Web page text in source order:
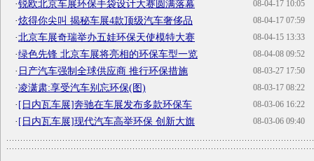
08-04-17 10:05
·锐欧北京车展环保手袋设计大赛圆满落幕
08-04-17 07:59
·炫得你尖叫 揭秘车展4款顶级汽车奢侈品
08-04-15 13:33
·北京车展奇瑞举办五娃环保天使模特大赛
08-04-08 09:52
·绿色先锋 北京车展将亮相的环保车型一览
08-03-27 17:50
· 日产汽车强制全球供应商 推行环保措施
08-03-17 08:22
·凌潇肃:享受汽车别忘环保(图)
08-03-06 16:22
·[日内瓦车展]奔驰在车展发布多款环保车
08-03-06 09:40
·[日内瓦车展]现代汽车高举环保 创新大旗